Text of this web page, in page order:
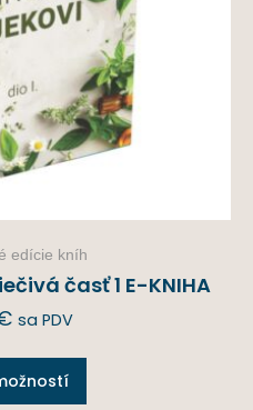
edície kníh
časť 1 E-KNIHA
sa PDV